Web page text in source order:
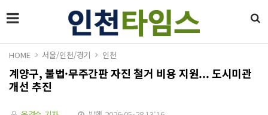
HOME 서울/인천/경기 인천
계양구, 불법·무주간판 자진 철거 비용 지원... 도시미관
개선 추진